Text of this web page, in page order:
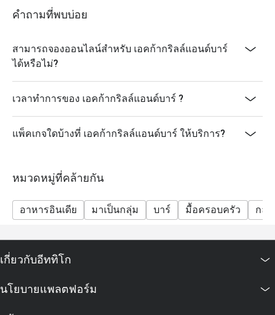
คำถามที่พบบ่อย
สามารถจองออนไลน์สำหรับ เอคก้ากริลล์แอนด์บาร์
ได้หรือไม่?
เวลาทำการของ เอคก้ากริลล์แอนด์บาร์ ?
แพ็คเกจใดบ้างที่ เอคก้ากริลล์แอนด์บาร์ ให้บริการ?
หมวดหมู่ที่คล้ายกัน
อาหารอินเดีย มาเป็นกลุ่ม บาร์ มื้อครอบครัว กลุ่
เกี่ยวกับอีททิโก
นโยบายแพลตฟอร์ม